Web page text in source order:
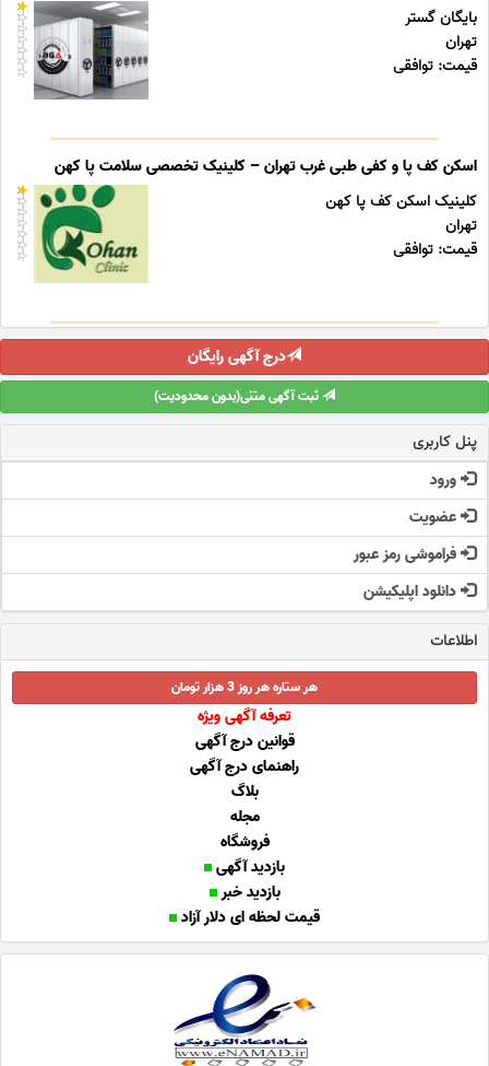
بایگان گستر
تهران
قیمت: توافقی
اسکن کف پا و کفی طبی غرب تهران – کلینیک تخصصی سلامت پا کهن
کلینیک اسکن کف پا کهن
تهران
قیمت: توافقی
درج آگهی رایگان
ثبت آگهی متنی(بدون محدودیت)
پنل کاربری
ورود
عضویت
فراموشی رمز عبور
دانلود اپلیکیشن
اطلاعات
هر ستاره هر روز 3 هزار تومان
تعرفه آگهی ویژه
قوانین درج آگهی
راهنمای درج آگهی
بلاگ
مجله
فروشگاه
بازدید آگهی
بازدید خبر
قیمت لحظه ای دلار آزاد